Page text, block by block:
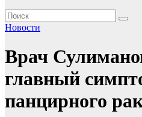
Новости
Врач
главный
панцирного